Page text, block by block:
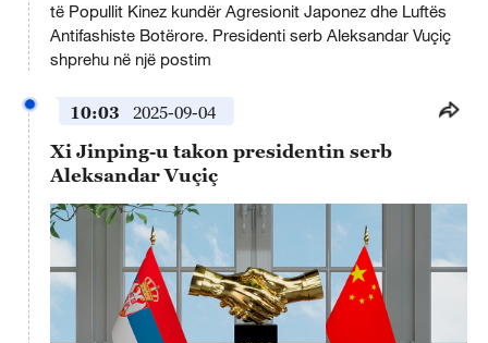
të Popullit Kinez kundër Agresionit Japonez dhe Luftës
Antifashiste Botërore. Presidenti serb Aleksandar Vuçiç
shprehu në një postim
10:03 2025-09-04
Xi Jinping-u takon presidentin serb
Aleksandar Vuçiç